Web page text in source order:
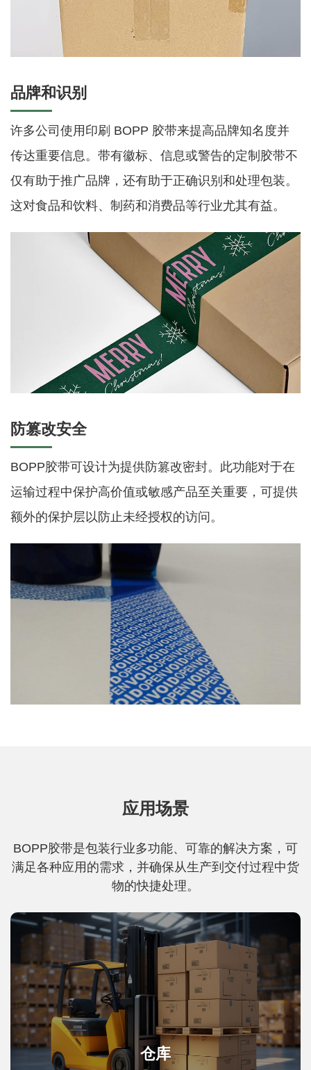
品牌和识别
许多公司使用印刷 BOPP 胶带来提高品牌知名度并
传达重要信息。带有徽标、信息或警告的定制胶带不
仅有助于推广品牌，还有助于正确识别和处理包装。
这对食品和饮料、制药和消费品等行业尤其有益。
防篡改安全
BOPP胶带可设计为提供防篡改密封。此功能对于在
运输过程中保护高价值或敏感产品至关重要，可提供
额外的保护层以防止未经授权的访问。
应用场景
BOPP胶带是包装行业多功能、可靠的解决方案，可
满足各种应用的需求，并确保从生产到交付过程中货
物的快捷处理。
仓库